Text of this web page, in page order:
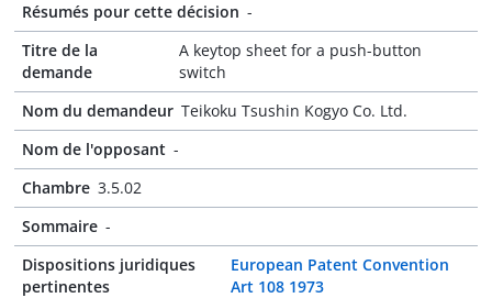
Résumés pour cette décision -
Titre de la
demande
A keytop sheet for a push-button
switch
Nom du demandeur Teikoku Tsushin Kogyo Co. Ltd.
Nom de l'opposant -
Chambre 3.5.02
Sommaire -
Dispositions juridiques
pertinentes
European Patent Convention
Art 108 1973